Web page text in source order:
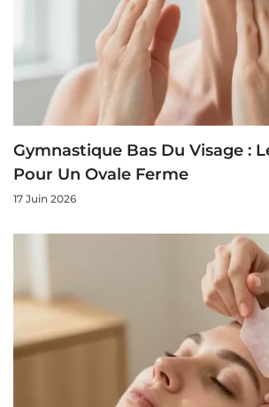
Gymnastique Bas Du Visage :
Pour Un Ovale Ferme
17 Juin 2026